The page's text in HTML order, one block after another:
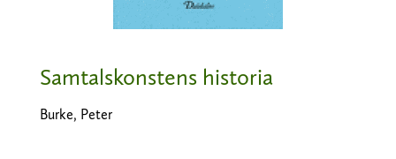
Samtalskonstens historia
Burke, Peter